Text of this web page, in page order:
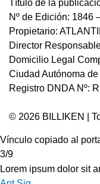
Título de la
Nº de Edición: 1846
Propietario:
Director
Domicilio Legal
Ciudad Autónoma
Registro DNDA Nº:
© 2026 BILLIKEN |
Vínculo copiado al
3/9
Lorem ipsum dolor sit